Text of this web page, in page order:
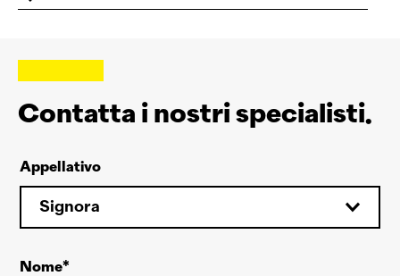
Contatta i nostri specialisti.
Appellativo
Signora
Nome